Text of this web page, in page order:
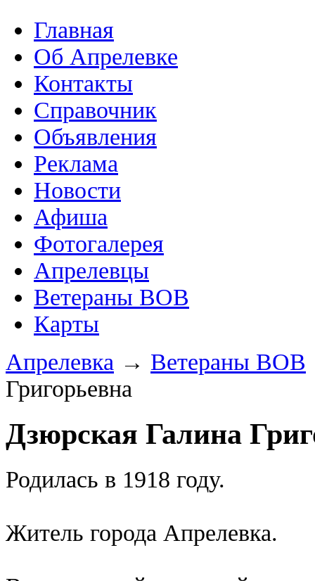
Главная
Об Апрелевке
Контакты
Справочник
Объявления
Реклама
Новости
Афиша
Фотогалерея
Апрелевцы
Ветераны ВОВ
Карты
Апрелевка → Ветераны ВОВ
Григорьевна
Дзюрская Галина
Родилась в 1918 году.
Житель города Апрелевка.